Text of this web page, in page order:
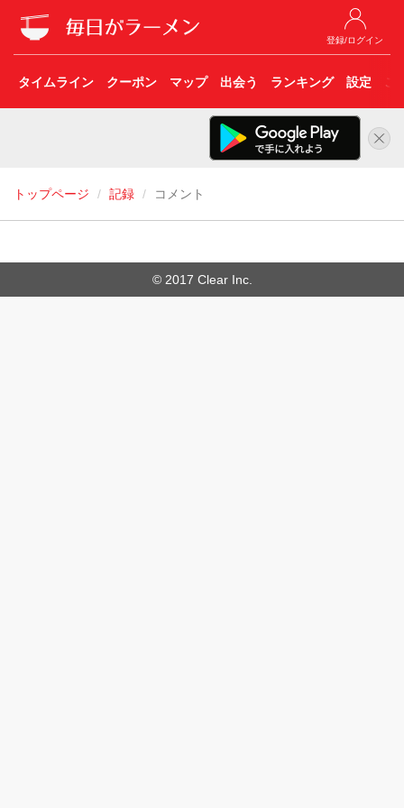
登録/ログイン
タイムライン クーポン マップ 出会う ランキング 設定 こ
トップページ 記録 コメント
© 2017 Clear Inc.